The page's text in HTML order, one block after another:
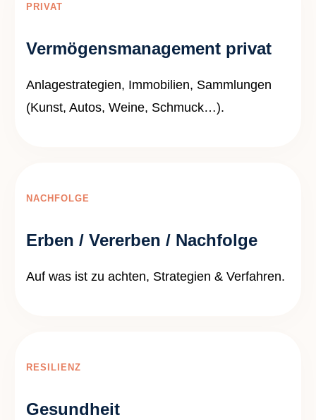
PRIVAT
Vermögensmanagement privat
Anlagestrategien, Immobilien, Sammlungen
(Kunst, Autos, Weine, Schmuck…).
NACHFOLGE
Erben / Vererben / Nachfolge
Auf was ist zu achten, Strategien & Verfahren.
RESILIENZ
Gesundheit